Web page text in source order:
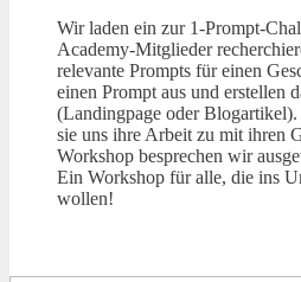
Wir laden ein zur 1-Prompt-
Academy-Mitglieder
relevante Prompts für einen
einen Prompt aus und erstellen
(Landingpage oder Blogartikel).
sie uns ihre Arbeit zu mit ihren
Workshop besprechen wir
Ein Workshop für alle, die ins
wollen!